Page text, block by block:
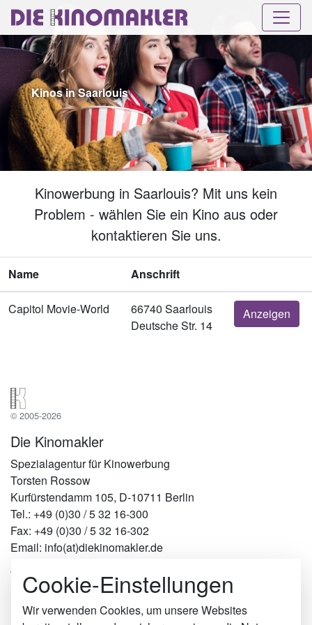
Kinos in Saarlouis
Kinowerbung in Saarlouis? Mit uns kein
Problem - wählen Sie ein Kino aus oder
kontaktieren Sie uns.
Name Anschrift
Capitol Movie-World
66740 Saarlouis
Deutsche Str. 14
Anzeigen
© 2005-2026
Die Kinomakler
Spezialagentur für Kinowerbung
Torsten Rossow
Kurfürstendamm 105, D-10711 Berlin
Tel.: +49 (0)30 / 5 32 16-300
Fax: +49 (0)30 / 5 32 16-302
Email: info(at)diekinomakler.de
Werben in Städten
Berlin
Hamburg
Cookie-Einstellungen
Wir verwenden Cookies, um unsere Websites